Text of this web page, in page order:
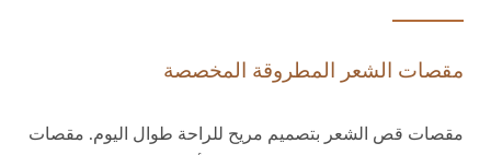
مقصات الشعر المطروقة المخصصة
مقصات قص الشعر بتصميم مريح للراحة طوال اليوم. مقصات